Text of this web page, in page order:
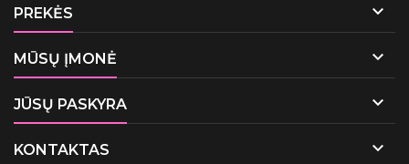
PREKĖS 
MŪSŲ ĮMONĖ 
JŪSŲ PASKYRA 
KONTAKTAS 